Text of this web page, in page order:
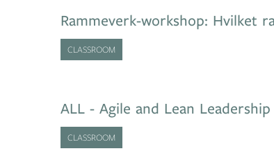
Rammeverk-workshop: Hvilket
CLASSROOM
ALL - Agile and Lean Leadership
CLASSROOM